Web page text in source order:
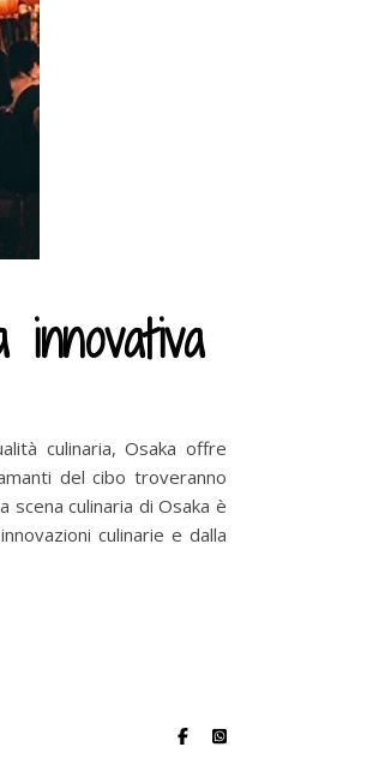
culinaria, Osaka offre
del cibo troveranno
scena culinaria di Osaka è
culinarie e dalla